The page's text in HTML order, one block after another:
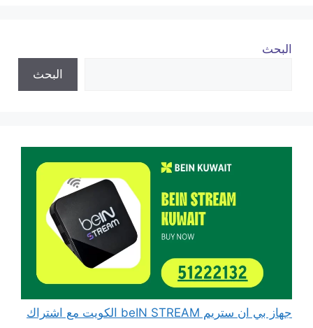
البحث
البحث
جهاز بي ان ستريم beIN STREAM الكويت مع اشتراك